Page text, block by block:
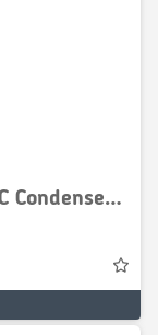
International 9300/9600/9700 AC Condenser # 603810